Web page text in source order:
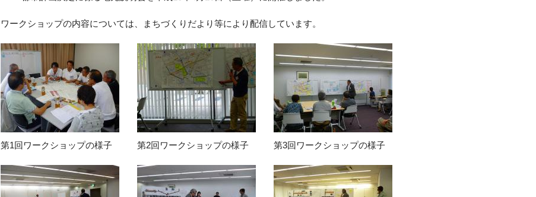
ワークショップの内容については、まちづくりだより等により配信しています。
第1回ワークショップの様子 第2回ワークショップの様子 第3回ワークショップの様子